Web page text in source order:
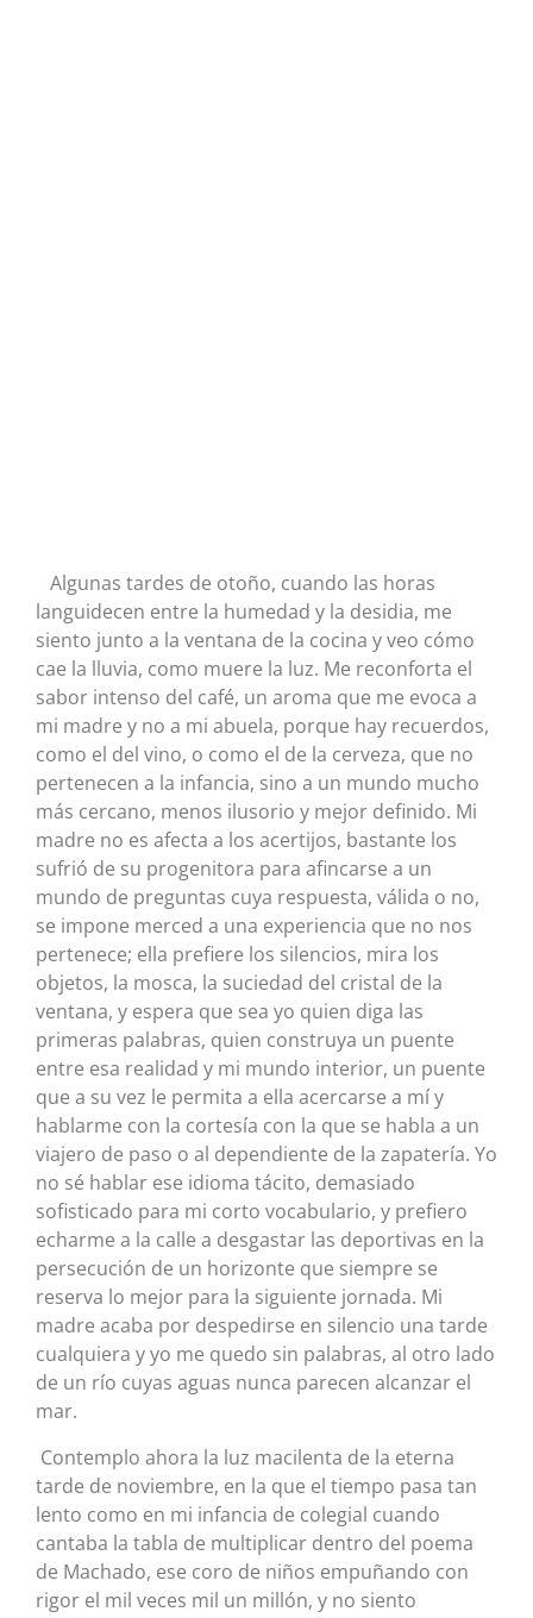
Algunas tardes de otoño, cuando las horas
languidecen entre la humedad y la desidia, me
siento junto a la ventana de la cocina y veo cómo
cae la lluvia, como muere la luz. Me reconforta el
sabor intenso del café, un aroma que me evoca a
mi madre y no a mi abuela, porque hay recuerdos,
como el del vino, o como el de la cerveza, que no
pertenecen a la infancia, sino a un mundo mucho
más cercano, menos ilusorio y mejor definido. Mi
madre no es afecta a los acertijos, bastante los
sufrió de su progenitora para afincarse a un
mundo de preguntas cuya respuesta, válida o no,
se impone merced a una experiencia que no nos
pertenece; ella prefiere los silencios, mira los
objetos, la mosca, la suciedad del cristal de la
ventana, y espera que sea yo quien diga las
primeras palabras, quien construya un puente
entre esa realidad y mi mundo interior, un puente
que a su vez le permita a ella acercarse a mí y
hablarme con la cortesía con la que se habla a un
viajero de paso o al dependiente de la zapatería. Yo
no sé hablar ese idioma tácito, demasiado
sofisticado para mi corto vocabulario, y prefiero
echarme a la calle a desgastar las deportivas en la
persecución de un horizonte que siempre se
reserva lo mejor para la siguiente jornada. Mi
madre acaba por despedirse en silencio una tarde
cualquiera y yo me quedo sin palabras, al otro lado
de un río cuyas aguas nunca parecen alcanzar el
mar.
Contemplo ahora la luz macilenta de la eterna
tarde de noviembre, en la que el tiempo pasa tan
lento como en mi infancia de colegial cuando
cantaba la tabla de multiplicar dentro del poema
de Machado, ese coro de niños empuñando con
rigor el mil veces mil un millón, y no siento